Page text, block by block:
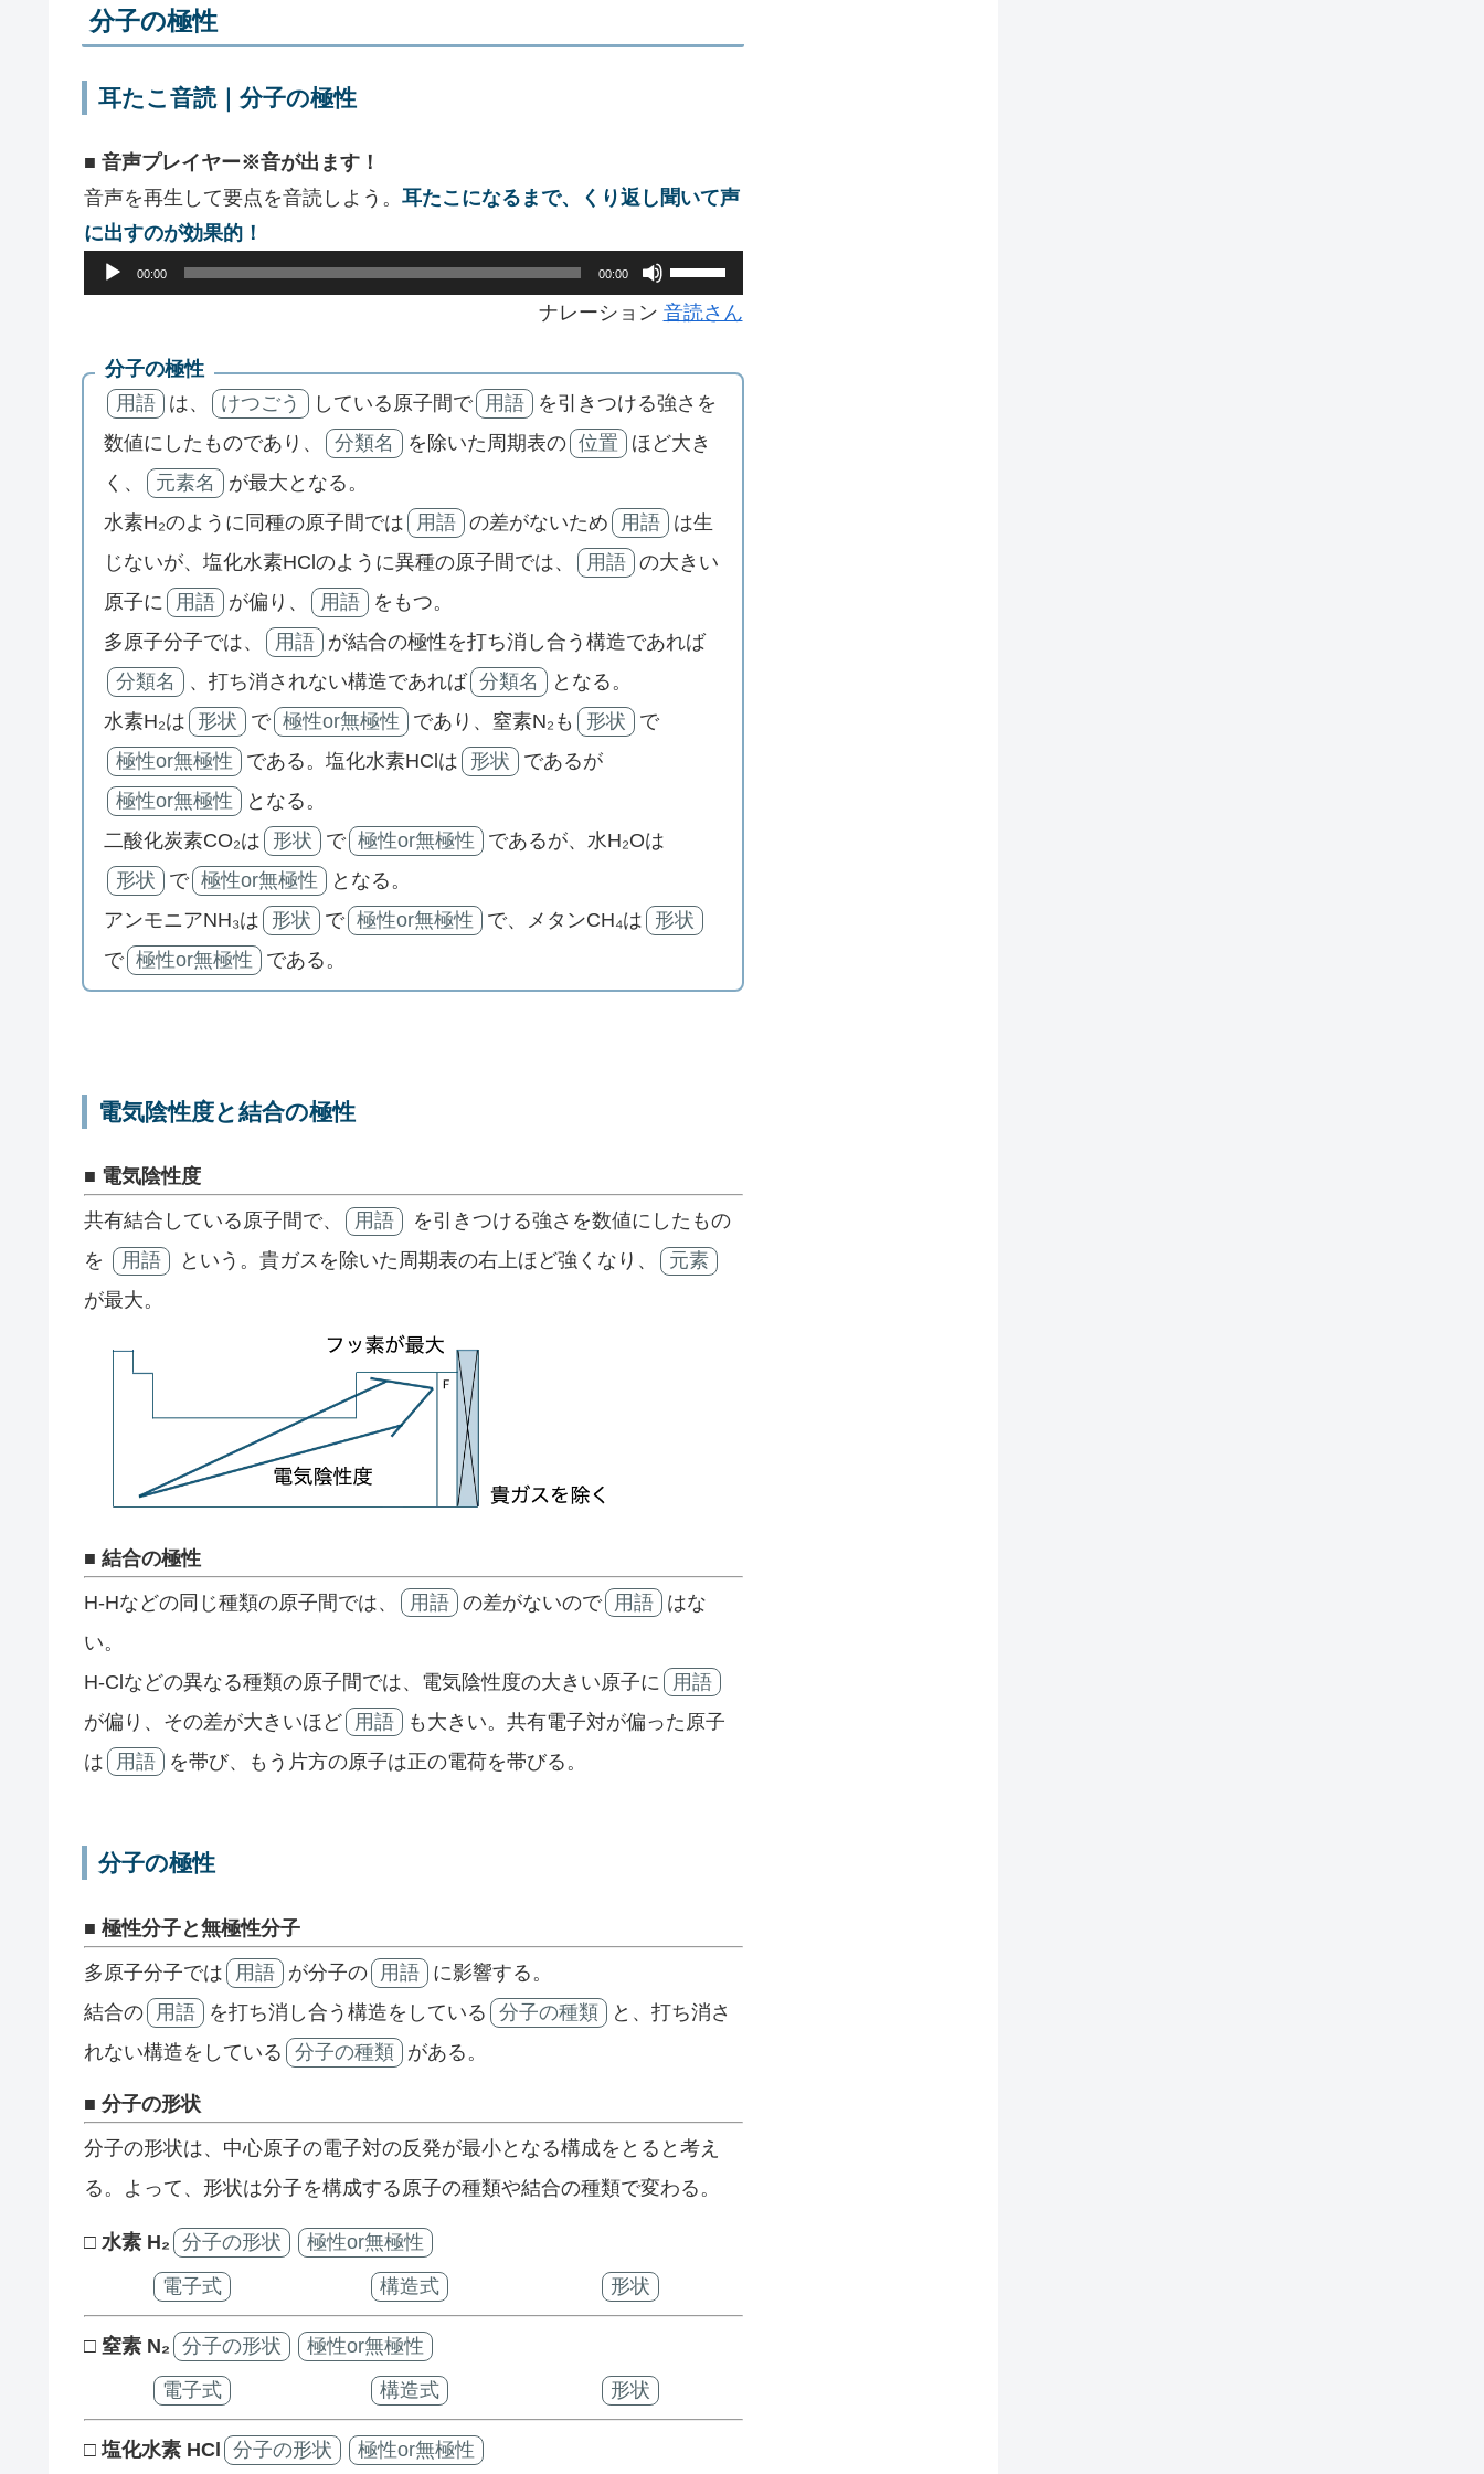
分子の極性
耳たこ音読｜分子の極性
■ 音声プレイヤー※音が出ます！
音声を再生して要点を音読しよう。 耳たこになるまで、くり返し聞いて声
に出すのが効果的！
レ
00:00 00:00
ボ
リ
ー
ム
調
に
は
矢
て
く
ナレーション 音読さん
分子の極性
用語
は、 けつごう している原子間で 用語
を引きつける強さを
数値にしたものであり、
分類名 を除いた周期表の 位置
ほど大き
く、
元素名
が最大となる。
水素H₂のように同種の原子間では
用語 の差がないため 用語
は生
じないが、塩化水素HClのように異種の原子間では、
用語 の大きい
原子に
用語 が偏り、 用語
をもつ。
多原子分子では、
用語
が結合の極性を打ち消し合う構造であれば
分類名
、打ち消されない構造であれば 分類名
となる。
水素H₂は
形状 で 極性or無極性 であり、窒素N₂も 形状
で
極性or無極性
である。塩化水素HClは 形状
であるが
極性or無極性
となる。
二酸化炭素CO₂は
形状 で 極性or無極性
であるが、水H₂Oは
形状
で 極性or無極性
となる。
アンモニアNH₃は
形状 で 極性or無極性 で、メタンCH₄は
形状
で 極性or無極性 である。
電気陰性度と結合の極性
■ 電気陰性度
共有結合している原子間で、
用語
を引きつける強さを数値にしたもの
を
用語 という。貴ガスを除いた周期表の右上ほど強くなり、
元素
が最大。
■ 結合の極性
H-Hなどの同じ種類の原子間では、
用語 の差がないので 用語
はな
い。
H-Clなどの異なる種類の原子間では、電気陰性度の大きい原子に
用語
が偏り、その差が大きいほど
用語
も大きい。共有電子対が偏った原子
は
用語 を帯び、もう片方の原子は正の電荷を帯びる。
分子の極性
■ 極性分子と無極性分子
多原子分子では
用語 が分子の 用語
に影響する。
結合の
用語 を打ち消し合う構造をしている 分子の種類
と、打ち消さ
れない構造をしている
分子の種類 がある。
■ 分子の形状
分子の形状は、中心原子の電子対の反発が最小となる構成をとると考え
る。よって、形状は分子を構成する原子の種類や結合の種類で変わる。
□ 水素 H₂ 分子の形状
極性or無極性
電子式
構造式 形状
□ 窒素 N₂ 分子の形状
極性or無極性
電子式
構造式 形状
□ 塩化水素 HCl 分子の形状 極性or無極性